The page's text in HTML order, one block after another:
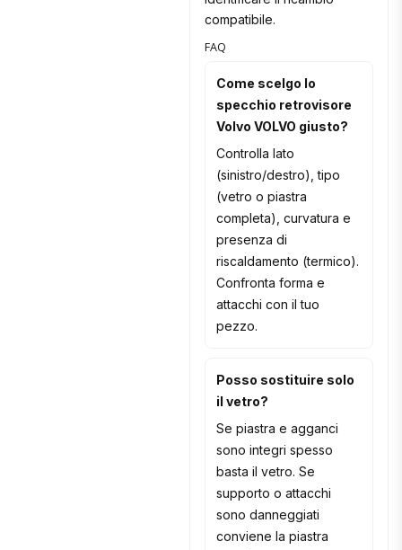
compatibile.
FAQ
Come scelgo lo
specchio retrovisore
Volvo VOLVO giusto?
Controlla lato
(sinistro/destro), tipo
(vetro o piastra
completa), curvatura e
presenza di
riscaldamento (termico).
Confronta forma e
attacchi con il tuo
pezzo.
Posso sostituire solo
il vetro?
Se piastra e agganci
sono integri spesso
basta il vetro. Se
supporto o attacchi
sono danneggiati
conviene la piastra